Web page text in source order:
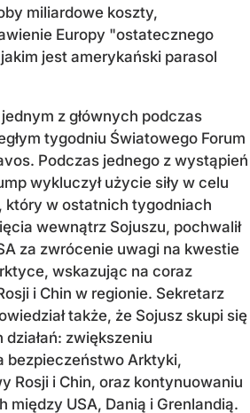
miliardowe koszty,
Europy "ostatecznego
jest amerykański parasol
z głównych podczas
tygodniu Światowego Forum
Podczas jednego z wystąpień
wykluczył użycie siły w celu
który w ostatnich tygodniach
wewnątrz Sojuszu, pochwalił
za zwrócenie uwagi na kwestie
wskazując na coraz
i Chin w regionie. Sekretarz
także, że Sojusz skupi się
zwiększeniu
bezpieczeństwo Arktyki,
Rosji i Chin, oraz kontynuowaniu
między USA, Danią i Grenlandią.